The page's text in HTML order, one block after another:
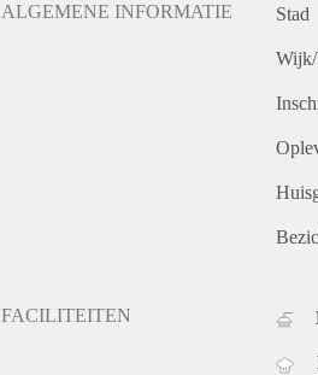
ALGEMENE INFORMATIE Stad
FACILITEITEN